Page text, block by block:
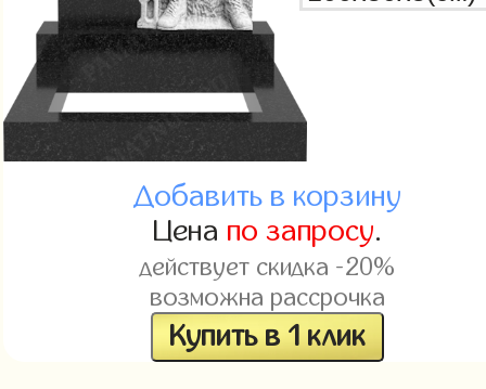
Добавить в корзину
Цена по запросу.
действует скидка -20%
возможна рассрочка
Купить в 1 клик